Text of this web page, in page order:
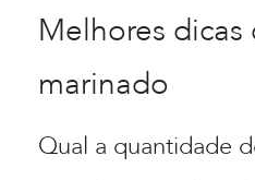
Melhores
marinado
Qual a quantidade